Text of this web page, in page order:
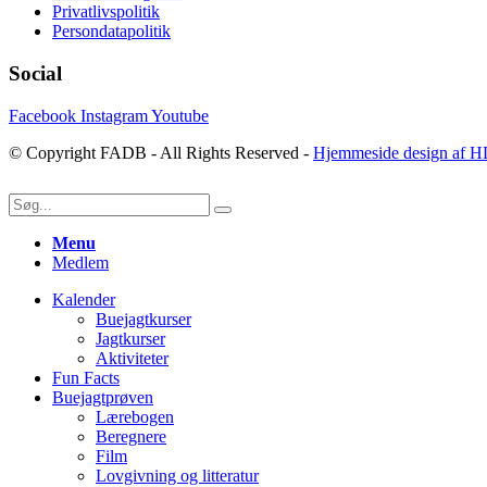
Privatlivspolitik
Persondatapolitik
Social
Facebook InstagramYoutube
© Copyright FADB - All Rights Reserved - Hjemmeside design af
Menu
Medlem
Kalender
Buejagtkurser
Jagtkurser
Aktiviteter
Fun Facts
Buejagtprøven
Lærebogen
Beregnere
Film
Lovgivning og litteratur